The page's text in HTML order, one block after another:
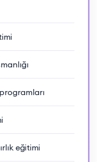
eğitimi